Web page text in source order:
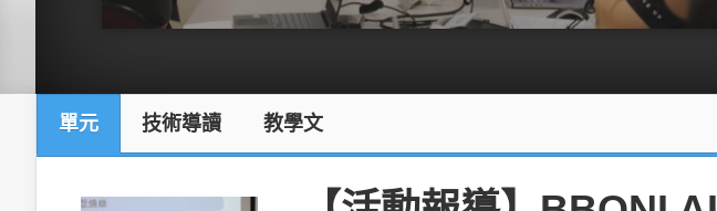
推探OpenAI Codex Micro專屬控
制器
TensorFlow vs. PyTorch：
單元 技術導讀 教學文